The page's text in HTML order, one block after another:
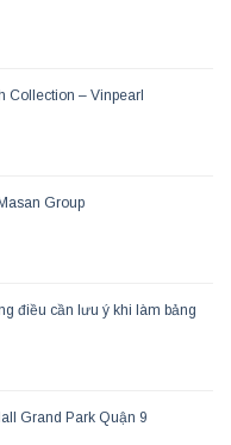
Collection – Vinpearl
Group
điều cần lưu ý khi làm bảng
Grand Park Quận 9